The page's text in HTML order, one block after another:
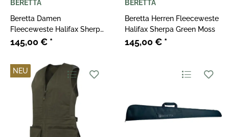
BERETTA
Beretta Damen
Fleeceweste Halifax Sherpa
Green Moss
145,00 € *
BERETTA
Beretta Herren Fleeceweste
Halifax Sherpa Green Moss
145,00 € *
NEU